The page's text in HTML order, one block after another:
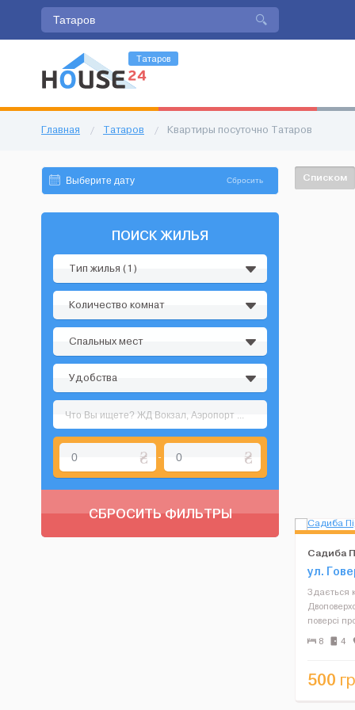
Татаров
Главная / Татаров / Квартиры посуточно Татаров
Сбросить
ПОИСК ЖИЛЬЯ
Тип жилья (1)
Количество комнат
Спальных мест
Удобства
-
СБРОСИТЬ ФИЛЬТРЫ
Списком
Садиба
ул.
Здається
поверсі
плита,
8 4
500